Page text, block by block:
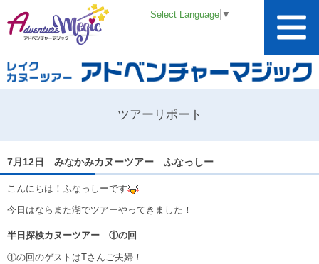
Select Language ▼
ツアーリポート
7月12日 みなかみカヌーツアー ふなっしー
こんにちは！ふなっしーです
今日はならまた湖でツアーやってきました！
半日探検カヌーツアー ①の回
①の回のゲストはTさんご夫婦！